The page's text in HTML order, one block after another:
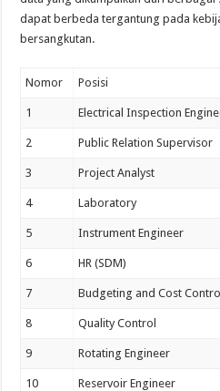
dapat berbeda tergantung pada
bersangkutan.
Nomor Posisi
1 Electrical Inspection
2 Public Relation Supervisor
3 Project Analyst
4 Laboratory
5 Instrument Engineer
6 HR (SDM)
7 Budgeting and Cost
8 Quality Control
9 Rotating Engineer
10 Reservoir Engineer